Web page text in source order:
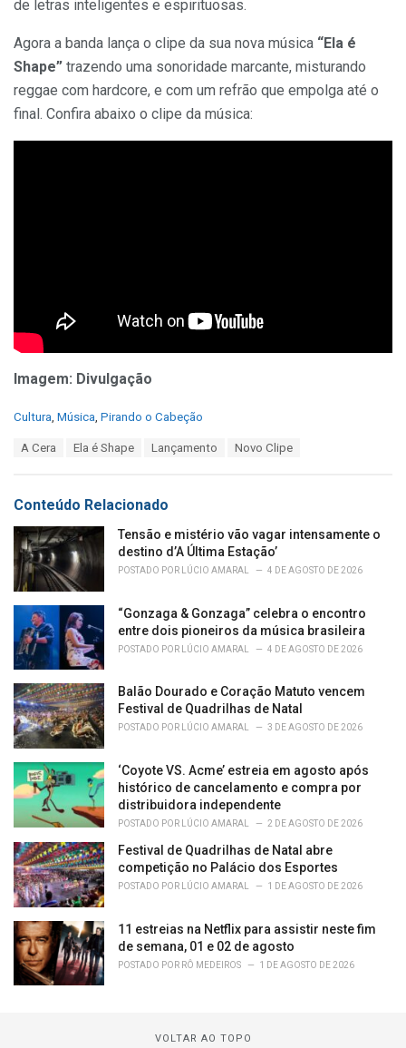
de letras inteligentes e espirituosas.
Agora a banda lança o clipe da sua nova música “Ela é
Shape” trazendo uma sonoridade marcante, misturando
reggae com hardcore, e com um refrão que empolga até o
final. Confira abaixo o clipe da música:
Imagem: Divulgação
C
o
r
i
s
:
Cultura, Música, Pirando o Cabeção
:
A Cera Ela é Shape Lançamento Novo Clipe
Conteúdo Relacionado
Tensão e mistério vão vagar intensamente o
destino d’A Última Estação’
POSTADO POR LÚCIO AMARAL 4 DE AGOSTO DE 2026
“Gonzaga & Gonzaga” celebra o encontro
entre dois pioneiros da música brasileira
POSTADO POR LÚCIO AMARAL 4 DE AGOSTO DE 2026
Balão Dourado e Coração Matuto vencem
Festival de Quadrilhas de Natal
POSTADO POR LÚCIO AMARAL 3 DE AGOSTO DE 2026
‘Coyote VS. Acme’ estreia em agosto após
histórico de cancelamento e compra por
distribuidora independente
POSTADO POR LÚCIO AMARAL 2 DE AGOSTO DE 2026
Festival de Quadrilhas de Natal abre
competição no Palácio dos Esportes
POSTADO POR LÚCIO AMARAL 1 DE AGOSTO DE 2026
11 estreias na Netflix para assistir neste fim
de semana, 01 e 02 de agosto
POSTADO POR RÔ MEDEIROS 1 DE AGOSTO DE 2026
VOLTAR AO TOPO